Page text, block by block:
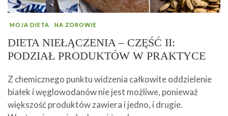
MOJA DIETA NA ZDROWIE
DIETA NIEŁĄCZENIA – CZĘŚĆ II:
PODZIAŁ PRODUKTÓW W PRAKTYCE
Z chemicznego punktu widzenia całkowite oddzielenie
białek i węglowodanów nie jest możliwe, ponieważ
większość produktów zawiera i jedno, i drugie.